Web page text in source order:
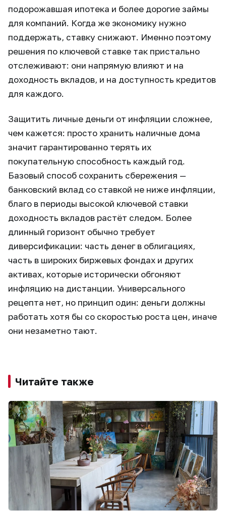
подорожавшая ипотека и более дорогие займы
для компаний. Когда же экономику нужно
поддержать, ставку снижают. Именно поэтому
решения по ключевой ставке так пристально
отслеживают: они напрямую влияют и на
доходность вкладов, и на доступность кредитов
для каждого.
Защитить личные деньги от инфляции сложнее,
чем кажется: просто хранить наличные дома
значит гарантированно терять их
покупательную способность каждый год.
Базовый способ сохранить сбережения —
банковский вклад со ставкой не ниже инфляции,
благо в периоды высокой ключевой ставки
доходность вкладов растёт следом. Более
длинный горизонт обычно требует
диверсификации: часть денег в облигациях,
часть в широких биржевых фондах и других
активах, которые исторически обгоняют
инфляцию на дистанции. Универсального
рецепта нет, но принцип один: деньги должны
работать хотя бы со скоростью роста цен, иначе
они незаметно тают.
Читайте также